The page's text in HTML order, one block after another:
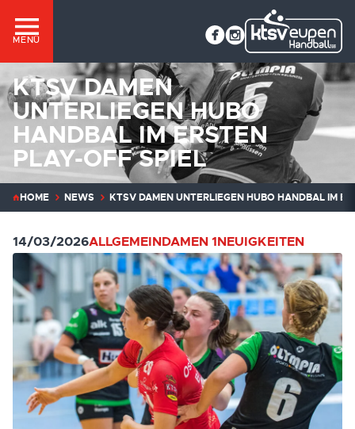
MENÜ
KTSV DAMEN
UNTERLIEGEN HUBO
HANDBAL IM ERSTEN
PLAY-OFF SPIEL
HOME NEWS KTSV DAMEN UNTERLIEGEN HUBO HANDBAL IM
14/03/2026ALLGEMEINDAMEN 1NEUIGKEITEN